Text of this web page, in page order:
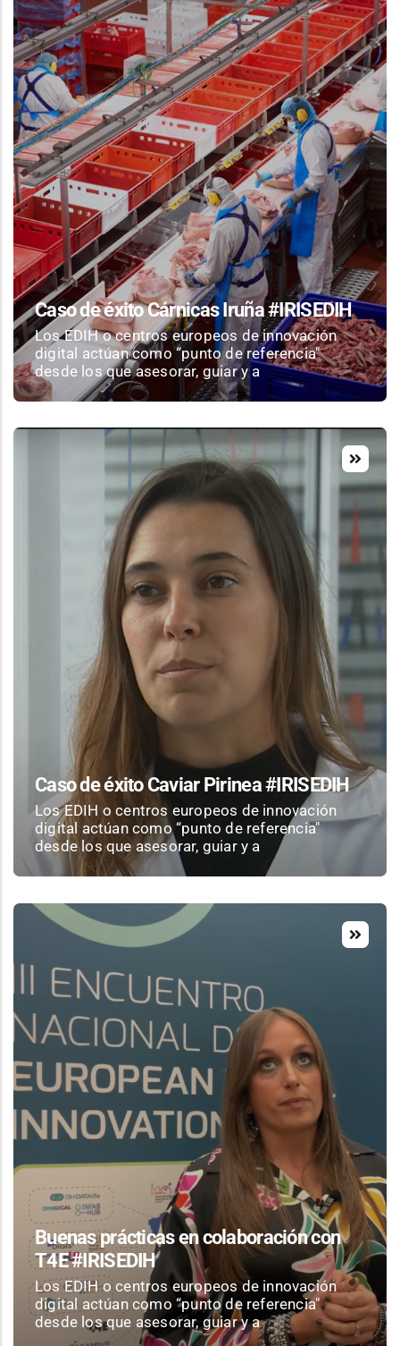
Caso de éxito Cárnicas Iruña #IRISEDIH
Los EDIH o centros europeos de innovación
digital actúan como “punto de referencia"
desde los que asesorar, guiar y a
Caso de éxito Caviar Pirinea #IRISEDIH
Los EDIH o centros europeos de innovación
digital actúan como “punto de referencia"
desde los que asesorar, guiar y a
Buenas prácticas en colaboración con
T4E #IRISEDIH
Los EDIH o centros europeos de innovación
digital actúan como “punto de referencia"
desde los que asesorar, guiar y a